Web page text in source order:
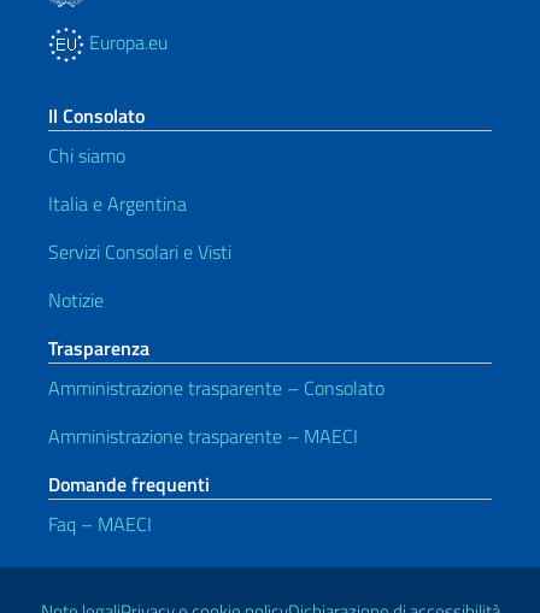
Europa.eu
Il Consolato
Chi siamo
Italia e Argentina
Servizi Consolari e Visti
Notizie
Trasparenza
Amministrazione trasparente – Consolato
Amministrazione trasparente – MAECI
Domande frequenti
Faq – MAECI
Link Utili